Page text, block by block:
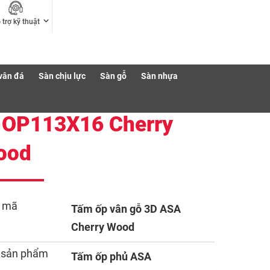
trợ kỹ thuật
đá Sàn chịu lực Sàn gỗ Sàn nhựa
Cherry
Tấm ốp vân gỗ 3D ASA
Cherry Wood
phẩm Tấm ốp phủ ASA